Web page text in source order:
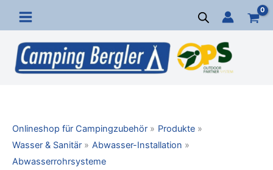
Inhalt
springen
Onlineshop für Campingzubehör
Produkte
Wasser & Sanitär
Abwasser-Installation
Abwasserrohrsysteme